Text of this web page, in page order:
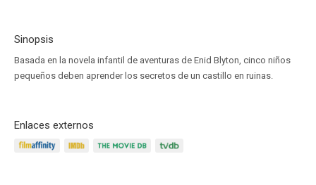
Sinopsis
Basada en la novela infantil de aventuras de Enid Blyton, cinco niños
pequeños deben aprender los secretos de un castillo en ruinas.
Enlaces externos